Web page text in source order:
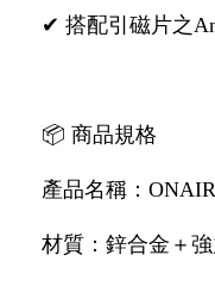
✔ 搭配引磁片之
📦 商品規格
產品名稱：
材質：鋅合金＋